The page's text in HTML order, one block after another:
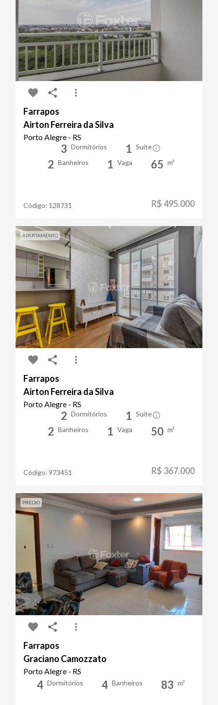
Farrapos
Airton Ferreira da Silva
Porto Alegre - RS
3 Dormitórios 1 Suíte
2 Banheiros 1 Vaga 65 m²
Código: 128731 R$ 495.000
APARTAMENTO
Farrapos
Airton Ferreira da Silva
Porto Alegre - RS
2 Dormitórios 1 Suíte
2 Banheiros 1 Vaga 50 m²
Código: 973451 R$ 367.000
PREDIO
Farrapos
Graciano Camozzato
Porto Alegre - RS
4 Dormitórios 4 Banheiros 83 m²